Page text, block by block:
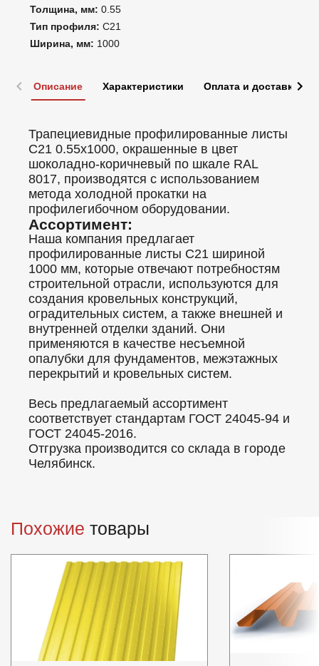
Толщина, мм: 0.55
Тип профиля: С21
Ширина, мм: 1000
Описание Характеристики Оплата и доставка
Трапециевидные профилированные листы
C21 0.55x1000, окрашенные в цвет
шоколадно-коричневый по шкале RAL
8017, производятся с использованием
метода холодной прокатки на
профилегибочном оборудовании.
Ассортимент:
Наша компания предлагает
профилированные листы C21 шириной
1000 мм, которые отвечают потребностям
строительной отрасли, используются для
создания кровельных конструкций,
оградительных систем, а также внешней и
внутренней отделки зданий. Они
применяются в качестве несъемной
опалубки для фундаментов, межэтажных
перекрытий и кровельных систем.
Весь предлагаемый ассортимент
соответствует стандартам ГОСТ 24045-94 и
ГОСТ 24045-2016.
Отгрузка производится со склада в городе
Челябинск.
Похожие товары